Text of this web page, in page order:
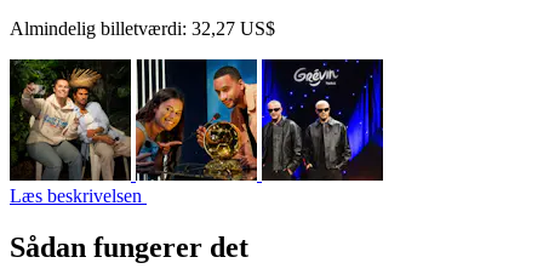
Almindelig billetværdi: 32,27 US$
Læs beskrivelsen
Sådan fungerer det